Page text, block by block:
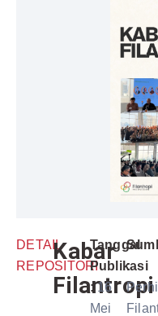
DETAIL
REPOSITORI
Kabar
Filantropi
Tanggal
Publikasi
:16
Mei
: